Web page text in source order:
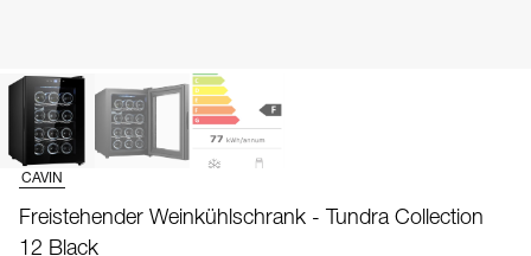
CAVIN
Freistehender Weinkühlschrank - Tundra Collection
12 Black